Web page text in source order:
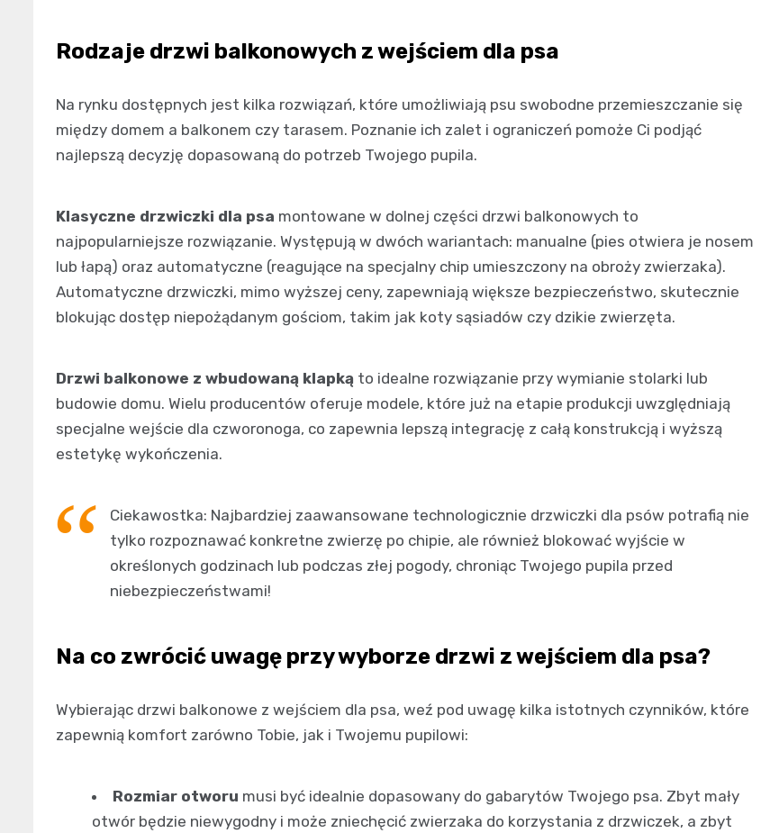
Rodzaje drzwi balkonowych z wejściem dla psa
Na rynku dostępnych jest kilka rozwiązań, które umożliwiają psu swobodne przemieszczanie się
między domem a balkonem czy tarasem. Poznanie ich zalet i ograniczeń pomoże Ci podjąć
najlepszą decyzję dopasowaną do potrzeb Twojego pupila.
Klasyczne drzwiczki dla psa montowane w dolnej części drzwi balkonowych to
najpopularniejsze rozwiązanie. Występują w dwóch wariantach: manualne (pies otwiera je nosem
lub łapą) oraz automatyczne (reagujące na specjalny chip umieszczony na obroży zwierzaka).
Automatyczne drzwiczki, mimo wyższej ceny, zapewniają większe bezpieczeństwo, skutecznie
blokując dostęp niepożądanym gościom, takim jak koty sąsiadów czy dzikie zwierzęta.
Drzwi balkonowe z wbudowaną klapką to idealne rozwiązanie przy wymianie stolarki lub
budowie domu. Wielu producentów oferuje modele, które już na etapie produkcji uwzględniają
specjalne wejście dla czworonoga, co zapewnia lepszą integrację z całą konstrukcją i wyższą
estetykę wykończenia.
Ciekawostka: Najbardziej zaawansowane technologicznie drzwiczki dla psów potrafią nie
tylko rozpoznawać konkretne zwierzę po chipie, ale również blokować wyjście w
określonych godzinach lub podczas złej pogody, chroniąc Twojego pupila przed
niebezpieczeństwami!
Na co zwrócić uwagę przy wyborze drzwi z wejściem dla psa?
Wybierając drzwi balkonowe z wejściem dla psa, weź pod uwagę kilka istotnych czynników, które
zapewnią komfort zarówno Tobie, jak i Twojemu pupilowi:
Rozmiar otworu musi być idealnie dopasowany do gabarytów Twojego psa. Zbyt mały
otwór będzie niewygodny i może zniechęcić zwierzaka do korzystania z drzwiczek, a zbyt